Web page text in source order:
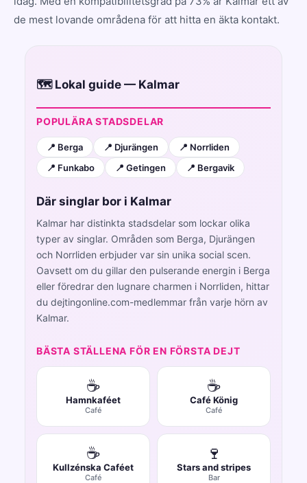
de mest lovande områdena för att hitta en äkta kontakt.
🗺️ Lokal guide — Kalmar
POPULÄRA STADSDELAR
📍 Berga 📍 Djurängen
📍 Norrliden
📍 Funkabo
📍 Getingen 📍 Bergavik
Där singlar bor i Kalmar
Kalmar har distinkta stadsdelar som lockar olika
typer av singlar. Områden som Berga, Djurängen
och Norrliden erbjuder var sin unika social scen.
Oavsett om du gillar den pulserande energin i Berga
eller föredrar den lugnare charmen i Norrliden, hittar
du dejtingonline.com-medlemmar från varje hörn av
Kalmar.
BÄSTA STÄLLENA FÖR EN FÖRSTA DEJT
☕
Hamnkaféet
Café
☕
Café König
Café
☕
Kullzénska Caféet
Café
🍷
Stars and stripes
Bar